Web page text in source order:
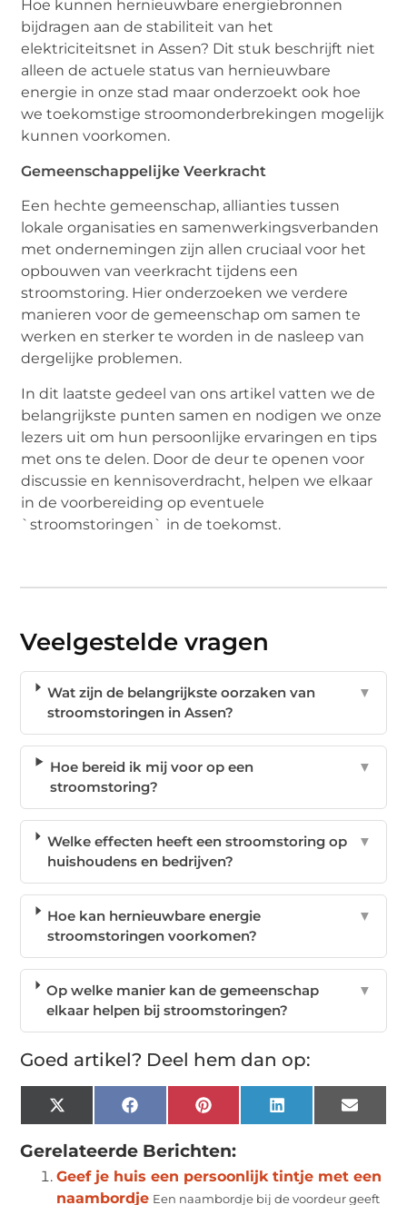
Hoe kunnen hernieuwbare energiebronnen
bijdragen aan de stabiliteit van het
elektriciteitsnet in Assen? Dit stuk beschrijft niet
alleen de actuele status van hernieuwbare
energie in onze stad maar onderzoekt ook hoe
we toekomstige stroomonderbrekingen mogelijk
kunnen voorkomen.
Gemeenschappelijke Veerkracht
Een hechte gemeenschap, allianties tussen
lokale organisaties en samenwerkingsverbanden
met ondernemingen zijn allen cruciaal voor het
opbouwen van veerkracht tijdens een
stroomstoring. Hier onderzoeken we verdere
manieren voor de gemeenschap om samen te
werken en sterker te worden in de nasleep van
dergelijke problemen.
In dit laatste gedeel van ons artikel vatten we de
belangrijkste punten samen en nodigen we onze
lezers uit om hun persoonlijke ervaringen en tips
met ons te delen. Door de deur te openen voor
discussie en kennisoverdracht, helpen we elkaar
in de voorbereiding op eventuele
`stroomstoringen` in de toekomst.
Veelgestelde vragen
Wat zijn de belangrijkste oorzaken van
stroomstoringen in Assen?
▼
Hoe bereid ik mij voor op een
stroomstoring?
▼
Welke effecten heeft een stroomstoring op
huishoudens en bedrijven?
▼
Hoe kan hernieuwbare energie
stroomstoringen voorkomen?
▼
Op welke manier kan de gemeenschap
elkaar helpen bij stroomstoringen?
▼
Goed artikel? Deel hem dan op:
X
(Twitter)
Facebook Pinterest LinkedIn Email
Gerelateerde Berichten:
Geef je huis een persoonlijk tintje met een
naambordje Een naambordje bij de voordeur geeft